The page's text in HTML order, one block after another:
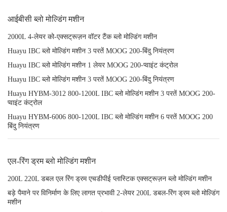
आईबीसी ब्लो मोल्डिंग मशीन
2000L 4-लेयर को-एक्सट्रूज़न वॉटर टैंक ब्लो मोल्डिंग मशीन
Huayu IBC ब्लो मोल्डिंग मशीन 3 परतें MOOG 200-बिंदु नियंत्रण
Huayu IBC ब्लो मोल्डिंग मशीन 1 लेयर MOOG 200-प्वाइंट कंट्रोल
Huayu IBC ब्लो मोल्डिंग मशीन 3 परतें MOOG 200-बिंदु नियंत्रण
Huayu HYBM-3012 800-1200L IBC ब्लो मोल्डिंग मशीन 3 परतें MOOG 200-
प्वाइंट कंट्रोल
Huayu HYBM-6006 800-1200L IBC ब्लो मोल्डिंग मशीन 6 परतें MOOG 200
बिंदु नियंत्रण
एल-रिंग ड्रम ब्लो मोल्डिंग मशीन
200L 220L डबल एल रिंग ड्रम एचडीपीई प्लास्टिक एक्सट्रूज़न ब्लो मोल्डिंग मशीन
बड़े पैमाने पर विनिर्माण के लिए लागत प्रभावी 2-लेयर 200L डबल-रिंग ड्रम ब्लो मोल्डिंग
मशीन